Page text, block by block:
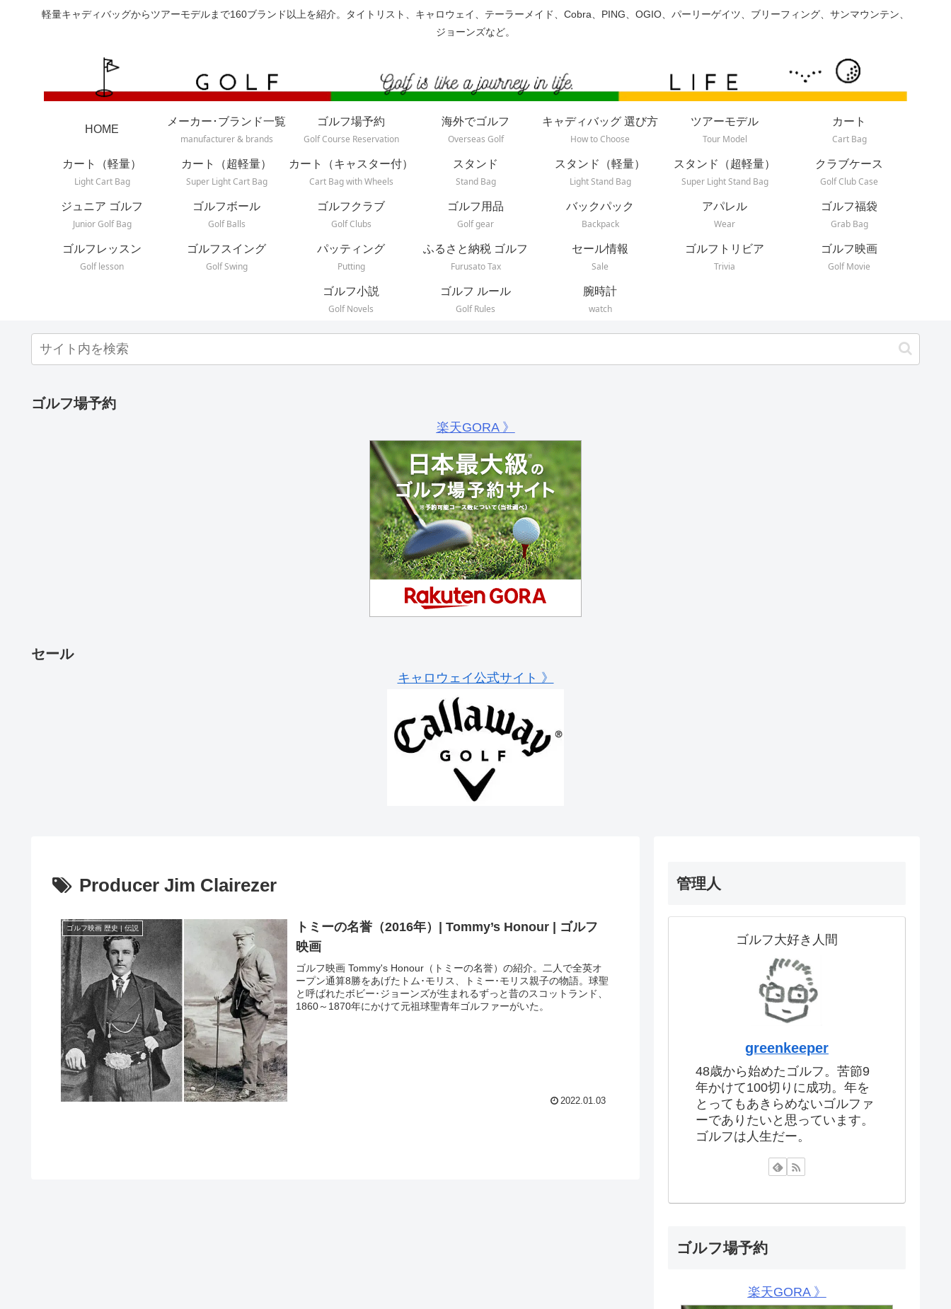
軽量キャディバッグからツアーモデルまで160ブランド以上を紹介。タイトリスト、キャロウェイ、テーラーメイド、Cobra、PING、OGIO、パーリーゲイツ、ブリーフィング、サンマウンテン、
ジョーンズなど。
HOME
メーカー･ブランド一覧
manufacturer & brands
ゴルフ場予約
Golf Course Reservation
海外でゴルフ
Overseas Golf
キャディバッグ 選び方
How to Choose
ツアーモデル
Tour Model
カート
Cart Bag
カート（軽量）
Light Cart Bag
カート（超軽量）
Super Light Cart Bag
カート（キャスター付）
Cart Bag with Wheels
スタンド
Stand Bag
スタンド（軽量）
Light Stand Bag
スタンド（超軽量）
Super Light Stand Bag
クラブケース
Golf Club Case
ジュニア ゴルフ
Junior Golf Bag
ゴルフボール
Golf Balls
ゴルフクラブ
Golf Clubs
ゴルフ用品
Golf gear
バックパック
Backpack
アパレル
Wear
ゴルフ福袋
Grab Bag
ゴルフレッスン
Golf lesson
ゴルフスイング
Golf Swing
パッティング
Putting
ふるさと納税 ゴルフ
Furusato Tax
セール情報
Sale
ゴルフトリビア
Trivia
ゴルフ映画
Golf Movie
ゴルフ小説
Golf Novels
ゴルフ ルール
Golf Rules
腕時計
watch
ゴルフ場予約
楽天GORA 》
セール
キャロウェイ公式サイト 》
Producer Jim Clairezer
ゴルフ映画 歴史 | 伝説
トミーの名誉（2016年）| Tommy’s Honour | ゴルフ
映画
ゴルフ映画 Tommy's Honour（トミーの名誉）の紹介。二人で全英オ
ープン通算8勝をあげたトム･モリス、トミー･モリス親子の物語。球聖
と呼ばれたボビー･ジョーンズが生まれるずっと昔のスコットランド、
1860～1870年にかけて元祖球聖青年ゴルファーがいた。
2022.01.03
管理人
ゴルフ大好き人間
greenkeeper
48歳から始めたゴルフ。苦節9
年かけて100切りに成功。年を
とってもあきらめないゴルファ
ーでありたいと思っています。
ゴルフは人生だー。
ゴルフ場予約
楽天GORA 》